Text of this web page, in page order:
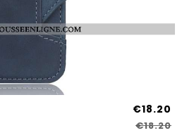
€18.20
€18.20